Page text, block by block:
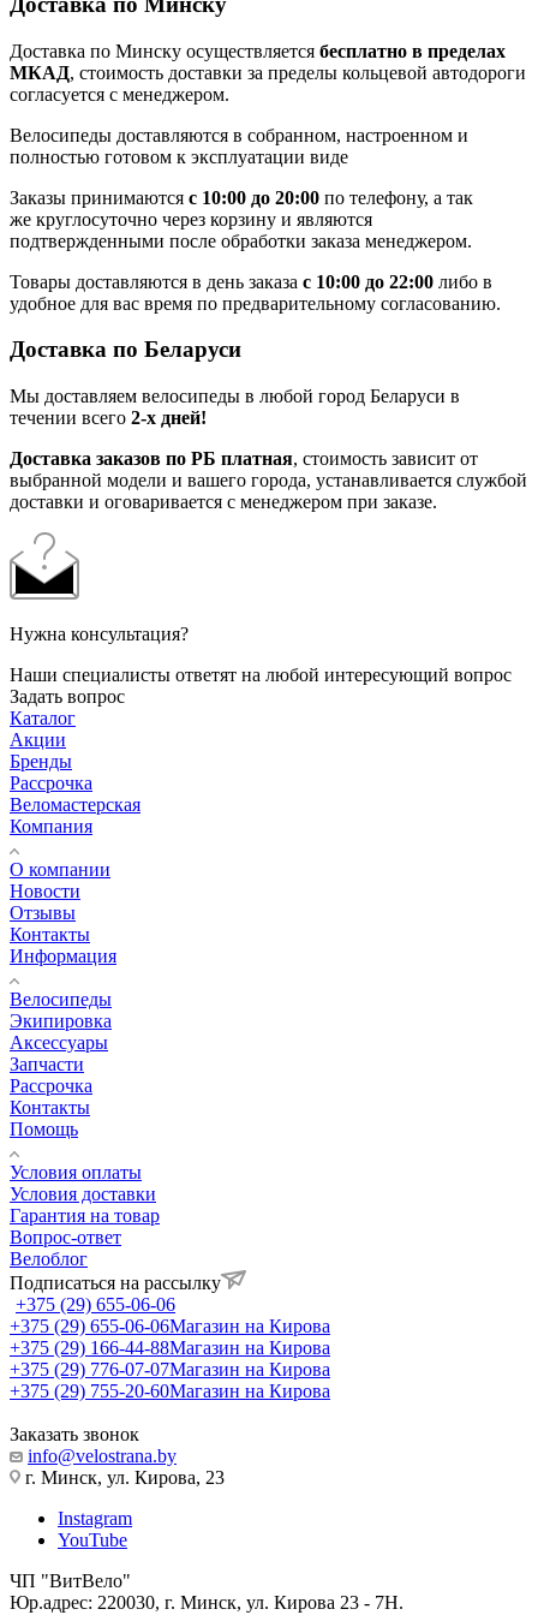
Доставка по Минску осуществляется бесплатно в пределах
МКАД, стоимость доставки за пределы кольцевой автодороги
согласуется с менеджером.
Велосипеды доставляются в собранном, настроенном и
полностью готовом к эксплуатации виде
Заказы принимаются с 10:00 до 20:00 по телефону, а так
же круглосуточно через корзину и являются
подтвержденными после обработки заказа менеджером.
Товары доставляются в день заказа с 10:00 до 22:00 либо в
удобное для вас время по предварительному согласованию.
Доставка по Беларуси
Мы доставляем велосипеды в любой город Беларуси в
течении всего 2-х дней!
Доставка заказов по РБ платная, стоимость зависит от
выбранной модели и вашего города, устанавливается службой
доставки и оговаривается с менеджером при заказе.
Нужна консультация?
Наши специалисты ответят на любой интересующий вопрос
Задать вопрос
Каталог
Акции
Бренды
Рассрочка
Веломастерская
Компания
О компании
Новости
Отзывы
Контакты
Информация
Велосипеды
Экипировка
Аксессуары
Запчасти
Рассрочка
Контакты
Помощь
Условия оплаты
Условия доставки
Гарантия на товар
Вопрос-ответ
Велоблог
Подписаться на рассылку
+375 (29) 655-06-06
+375 (29) 655-06-06Магазин на Кирова
+375 (29) 166-44-88Магазин на Кирова
+375 (29) 776-07-07Магазин на Кирова
+375 (29) 755-20-60Магазин на Кирова
Заказать звонок
info@velostrana.by
г. Минск, ул. Кирова, 23
Instagram
YouTube
ЧП "ВитВело"
Юр.адрес: 220030, г. Минск, ул. Кирова 23 - 7Н.